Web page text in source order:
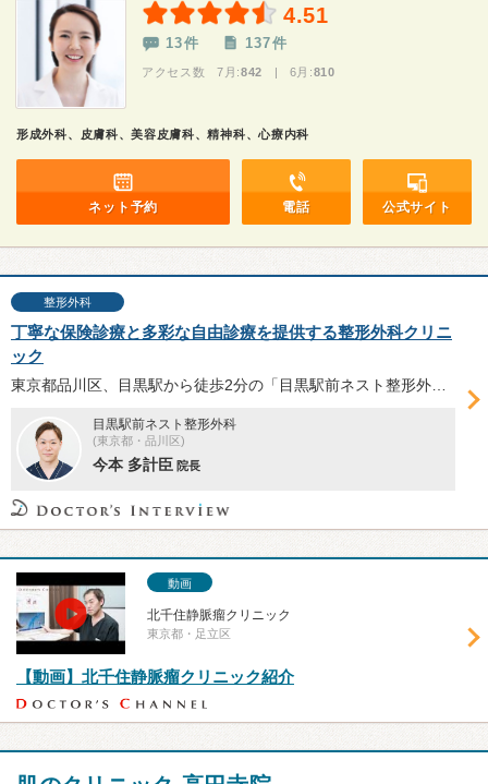
4.51
13件 137件
アクセス数 7月:842 | 6月:810
形成外科、皮膚科、美容皮膚科、精神科、心療内科
ネット予約 電話 公式サイト
整形外科
丁寧な保険診療と多彩な自由診療を提供する整形外科クリニ
ック
目黒駅前ネスト整形外科
(東京都・品川区)
今本 多計臣 院長
動画
北千住静脈瘤クリニック
東京都・足立区
【動画】北千住静脈瘤クリニック紹介